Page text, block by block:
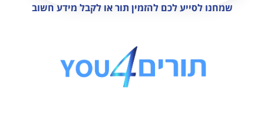
שמחנו לסייע לכם להזמין תור או לקבל מידע חשוב